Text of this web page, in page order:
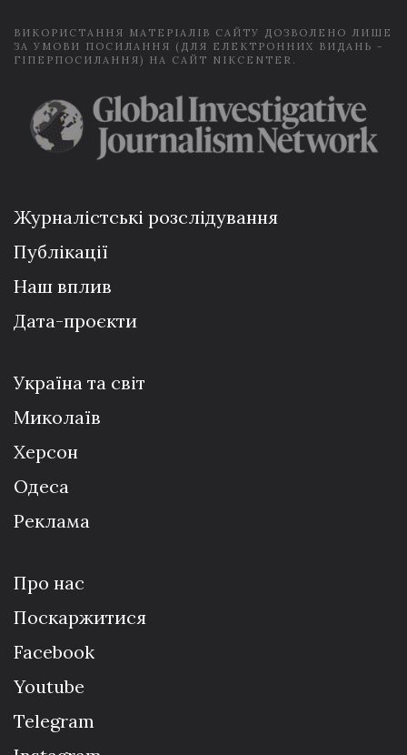
ВИКОРИСТАННЯ МАТЕРІАЛІВ САЙТУ ДОЗВОЛЕНО ЛИШЕ
ЗА УМОВИ ПОСИЛАННЯ (ДЛЯ ЕЛЕКТРОННИХ ВИДАНЬ -
ГІПЕРПОСИЛАННЯ) НА САЙТ NIKCENTER.
Журналістські розслідування
Публікації
Наш вплив
Дата-проєкти
Україна та світ
Миколаїв
Херсон
Одеса
Реклама
Про нас
Поскаржитися
Facebook
Youtube
Telegram